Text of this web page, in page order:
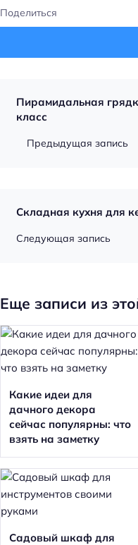
Поделиться
Пирамидальная
класс
Предыдущая запись
Складная кухня для
Следующая запись
Еще записи из
Какие идеи для
дачного декора
сейчас популярны: что
взять на заметку
Садовый шкаф для